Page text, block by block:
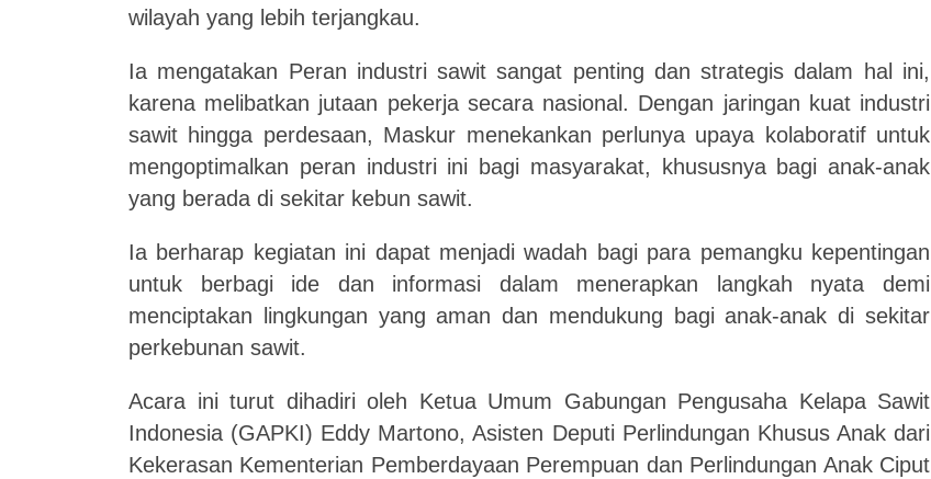
wilayah yang lebih terjangkau.
Ia mengatakan Peran industri sawit sangat penting dan strategis dalam hal ini,
karena melibatkan jutaan pekerja secara nasional. Dengan jaringan kuat industri
sawit hingga perdesaan, Maskur menekankan perlunya upaya kolaboratif untuk
mengoptimalkan peran industri ini bagi masyarakat, khususnya bagi anak-anak
yang berada di sekitar kebun sawit.
Ia berharap kegiatan ini dapat menjadi wadah bagi para pemangku kepentingan
untuk berbagi ide dan informasi dalam menerapkan langkah nyata demi
menciptakan lingkungan yang aman dan mendukung bagi anak-anak di sekitar
perkebunan sawit.
Acara ini turut dihadiri oleh Ketua Umum Gabungan Pengusaha Kelapa Sawit
Indonesia (GAPKI) Eddy Martono, Asisten Deputi Perlindungan Khusus Anak dari
Kekerasan Kementerian Pemberdayaan Perempuan dan Perlindungan Anak Ciput